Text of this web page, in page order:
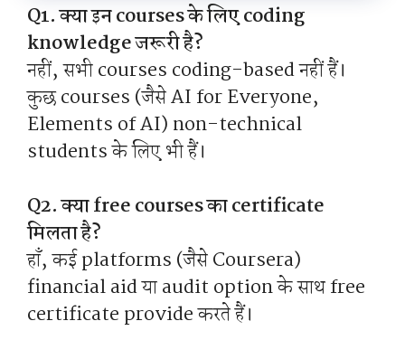
Q1. क्या इन courses के लिए coding
knowledge जरूरी है?
नहीं, सभी courses coding-based नहीं हैं।
कुछ courses (जैसे AI for Everyone,
Elements of AI) non-technical
students के लिए भी हैं।
Q2. क्या free courses का certificate
मिलता है?
हाँ, कई platforms (जैसे Coursera)
financial aid या audit option के साथ free
certificate provide करते हैं।